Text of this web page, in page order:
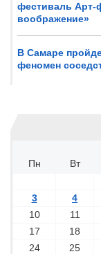
фестиваль Арт-
воображение»
В Самаре
феномен
Пн
Вт
3
4
10
11
17
18
24
25